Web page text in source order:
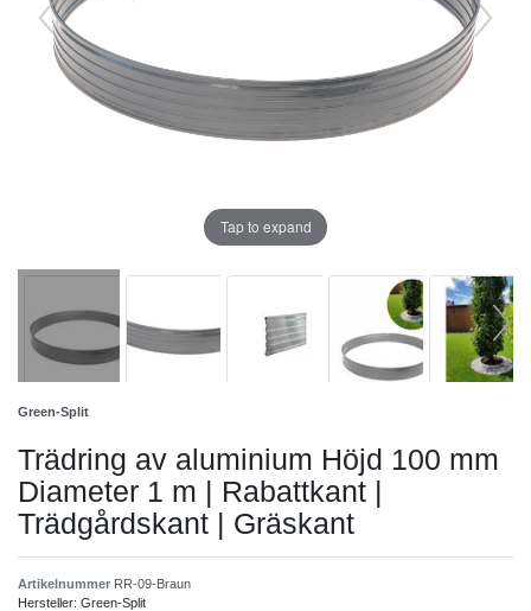
Tap to expand
Green-Split
Trädring av aluminium Höjd 100 mm
Diameter 1 m | Rabattkant |
Trädgårdskant | Gräskant
Artikelnummer RR-09-Braun
Hersteller: Green-Split